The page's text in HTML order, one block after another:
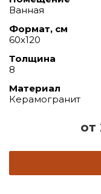
от
Ванная
Формат, см
60х120
Толщина
8
Материал
Керамогранит